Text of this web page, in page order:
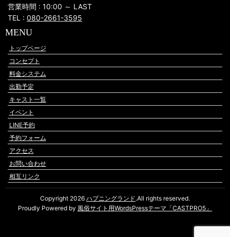
営業時間 : 10:00 ～ LAST
TEL : 080-2661-3595
MENU
トップページ
コンセプト
料金システム
出勤予定
キャスト一覧
イベント
LINE予約
予約フォーム
アクセス
お問い合わせ
相互リンク
Copyright 2026 ハプニングランド.All rights reserved.
Proudly Powered by 風俗サイト用WordsPressテーマ「CASTPRO5」